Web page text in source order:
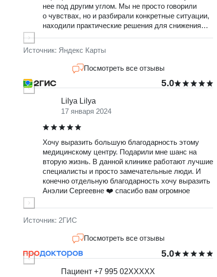
нее под другим углом. Мы не просто говорили
о чувствах, но и разбирали конкретные ситуации,
находили практические решения для снижения
Источник: Яндекс Карты
Посмотреть все отзывы
5.0
Lilya Lilya
17 января 2024
Хочу выразить большую благодарность этому
медицинскому центру. Подарили мне шанс на
вторую жизнь. В данной клинике работают лучшие
специалисты и просто замечательные люди. И
конечно отдельную благодарность хочу выразить
Анэлии Сергеевне ❤️ спасибо вам огромное
Источник: 2ГИС
Посмотреть все отзывы
5.0
Пациент +7 995 02XXXXX